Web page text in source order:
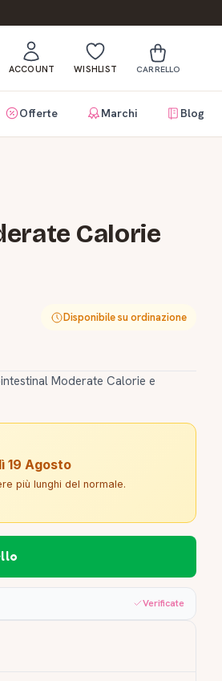
ACCOUNT WISHLIST CARRELLO
Offerte Marchi Blog
Calorie
Disponibile su ordinazione
Moderate Calorie e
19 Agosto
più lunghi del normale.
Verificate